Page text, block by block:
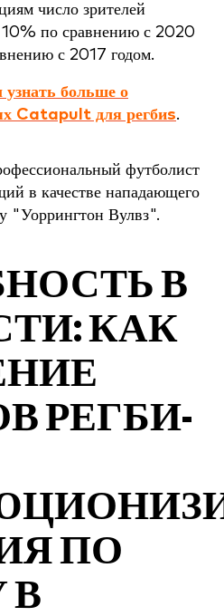
число зрителей
по сравнению с 2020
с 2017 годом.
больше о
Catapult для регбиs.
В
КАК
РЕГБИ-
ПО
В